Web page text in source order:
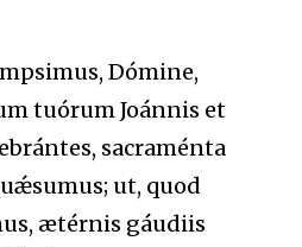
Dómine,
tuórum Joánnis et
sacraménta
ut, quod
ætérnis gáudiis